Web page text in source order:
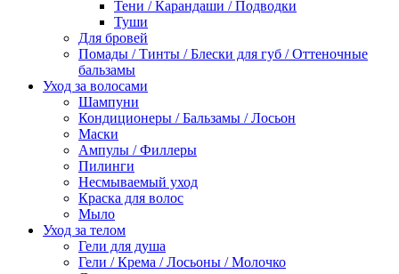
Тени / Карандаши / Подводки
Туши
Для бровей
Помады / Тинты / Блески для губ / Оттеночные
бальзамы
Уход за волосами
Шампуни
Кондиционеры / Бальзамы / Лосьон
Маски
Ампулы / Филлеры
Пилинги
Несмываемый уход
Краска для волос
Мыло
Уход за телом
Гели для душа
Гели / Крема / Лосьоны / Молочко